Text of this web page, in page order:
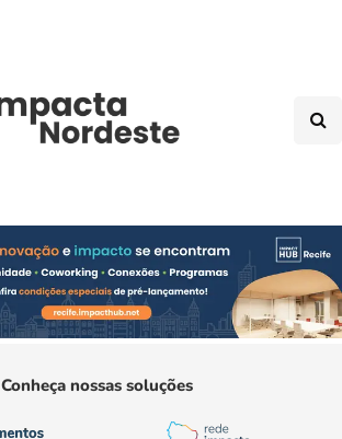
Conheça nossas soluções